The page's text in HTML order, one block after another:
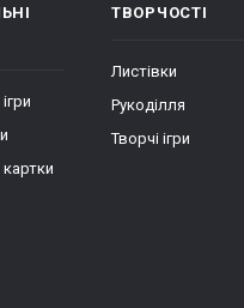
ТВОРЧОСТІ
Листівки
Рукоділля
Творчі ігри